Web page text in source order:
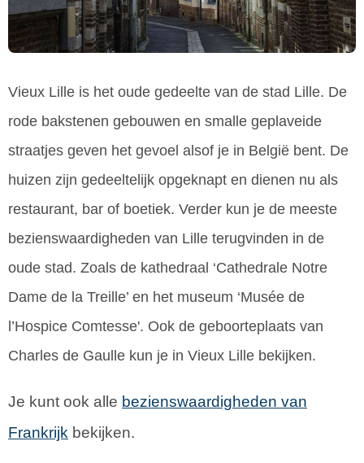
Vieux Lille is het oude gedeelte van de stad Lille. De
rode bakstenen gebouwen en smalle geplaveide
straatjes geven het gevoel alsof je in België bent. De
huizen zijn gedeeltelijk opgeknapt en dienen nu als
restaurant, bar of boetiek. Verder kun je de meeste
bezienswaardigheden van Lille terugvinden in de
oude stad. Zoals de kathedraal ‘Cathedrale Notre
Dame de la Treille’ en het museum ‘Musée de
l’Hospice Comtesse'. Ook de geboorteplaats van
Charles de Gaulle kun je in Vieux Lille bekijken.
Je kunt ook alle bezienswaardigheden van
Frankrijk bekijken.